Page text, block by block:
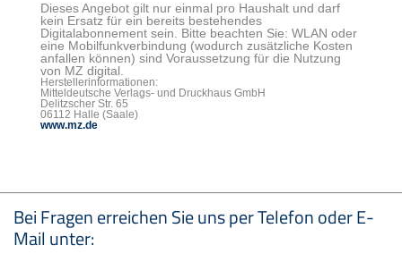
Dieses Angebot gilt nur einmal pro Haushalt und darf
kein Ersatz für ein bereits bestehendes
Digitalabonnement sein. Bitte beachten Sie: WLAN oder
eine Mobilfunkverbindung (wodurch zusätzliche Kosten
anfallen können) sind Voraussetzung für die Nutzung
von MZ digital.
Herstellerinformationen:
Mitteldeutsche Verlags- und Druckhaus GmbH
Delitzscher Str. 65
06112 Halle (Saale)
www.mz.de
Seitenfußbereich
Bei Fragen erreichen Sie uns per Telefon oder E-
Mail unter: